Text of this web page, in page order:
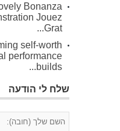
Bonanza
Jouez
Grat...
self-worth
performance
builds...
שלח לי הודעה